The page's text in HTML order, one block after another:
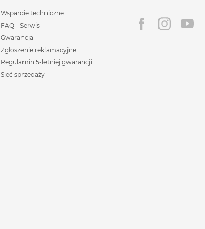
Wsparcie techniczne
FAQ - Serwis
Gwarancja
Zgłoszenie reklamacyjne
Regulamin 5-letniej gwarancji
Sieć sprzedaży